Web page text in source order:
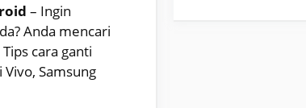
– Ingin
Anda mencari
cara ganti
Samsung